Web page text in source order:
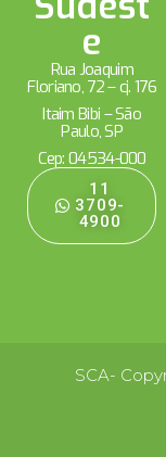
e
Rua Joaquim
Floriano, 72 – cj. 176
Itaim Bibi – São
Paulo, SP
Cep: 04534-000
11
3709-
4900
SCA-